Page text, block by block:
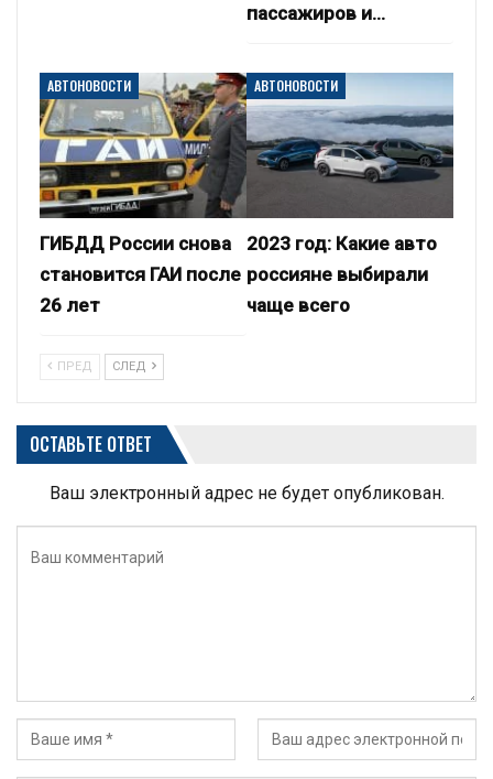
пассажиров и…
АВТОНОВОСТИ
ГИБДД России снова
становится ГАИ после
26 лет
АВТОНОВОСТИ
2023 год: Какие авто
россияне выбирали
чаще всего
ПРЕД СЛЕД
ОСТАВЬТЕ ОТВЕТ
Ваш электронный адрес не будет опубликован.